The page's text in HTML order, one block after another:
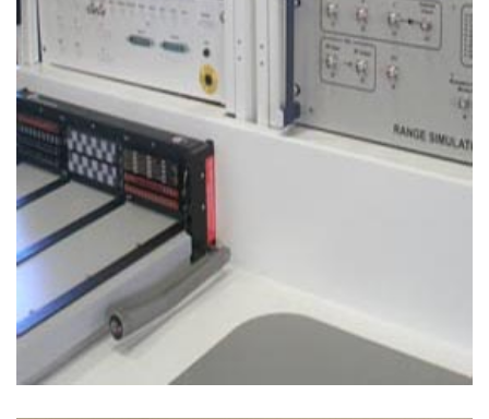
Soluzioni di Collaudo
LINEA MINI – MINI ATE